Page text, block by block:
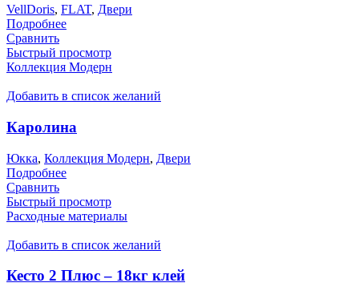
VellDoris, FLAT, Двери
Подробнее
Сравнить
Быстрый просмотр
Коллекция Модерн
Добавить в список желаний
Каролина
Юкка, Коллекция Модерн, Двери
Подробнее
Сравнить
Быстрый просмотр
Расходные материалы
Добавить в список желаний
Кесто 2 Плюс – 18кг клей